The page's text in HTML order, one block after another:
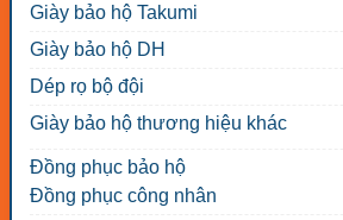
Giày bảo hộ Takumi
Giày bảo hộ DH
Dép rọ bộ đội
Giày bảo hộ thương hiệu khác
Đồng phục bảo hộ
Đồng phục công nhân